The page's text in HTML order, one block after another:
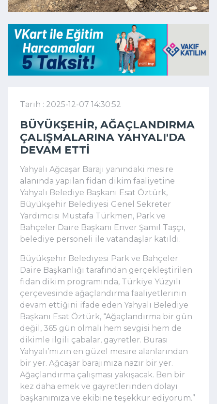
Tarih : 2025-12-07 14:30:52
BÜYÜKŞEHIR, AĞAÇLANDIRMA
ÇALIŞMALARINA YAHYALI'DA
DEVAM ETTI
Yahyalı Ağcaşar Barajı yanındaki mesire
alanında yapılan fidan dikim faaliyetine
Yahyalı Belediye Başkanı Esat Öztürk,
Büyükşehir Belediyesi Genel Sekreter
Yardımcısı Mustafa Türkmen, Park ve
Bahçeler Daire Başkanı Enver Şamil Taşçı,
belediye personeli ile vatandaşlar katıldı.
Büyükşehir Belediyesi Park ve Bahçeler
Daire Başkanlığı tarafından gerçekleştirilen
fidan dikim programında, Türkiye Yüzyılı
çerçevesinde ağaçlandırma faaliyetlerinin
devam ettiğini ifade eden Yahyalı Belediye
Başkanı Esat Öztürk, “Ağaçlandırma bir gün
değil, 365 gün olmalı hem sevgisi hem de
dikimle ilgili çabalar, gayretler. Burası
Yahyalı’mızın en güzel mesire alanlarından
bir yer. Ağcaşar barajımıza nazır bir yer.
Ağaçlandırma çalışması yakışacak. Ben bir
kez daha emek ve gayretlerinden dolayı
başkanımıza ve ekibine teşekkür ediyorum.”